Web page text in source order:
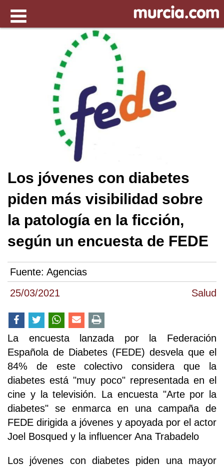
25/03/2021 Salud
Los jóvenes con diabetes
piden más visibilidad sobre
la patología en la ficción,
según un encuesta de FEDE
Fuente: Agencias
La encuesta lanzada por la Federación
Española de Diabetes (FEDE) desvela que el
84% de este colectivo considera que la
diabetes está "muy poco" representada en el
cine y la televisión. La encuesta "Arte por la
diabetes" se enmarca en una campaña de
FEDE dirigida a jóvenes y apoyada por el actor
Joel Bosqued y la influencer Ana Trabadelo
Los jóvenes con diabetes piden una mayor